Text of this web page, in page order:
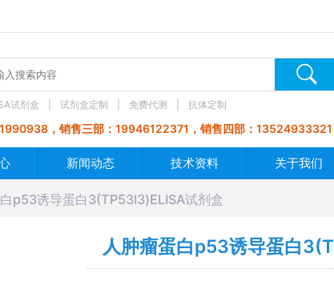
试剂盒 试剂盒定制 免费代测 抗体定制
，销售三部：19946122371，销售四部：
新闻动态 技术资料 关于我们
p53诱导蛋白3(TP53I3)ELISA试剂盒
人肿瘤蛋白p53诱导蛋白